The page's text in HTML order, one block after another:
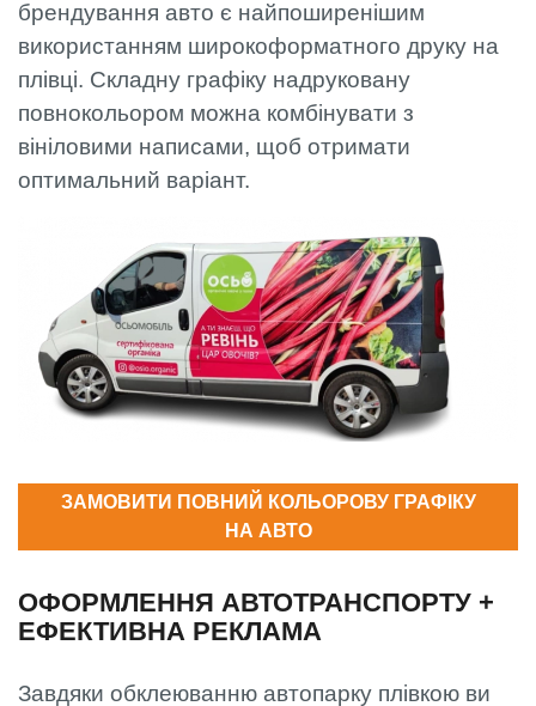
брендування авто є найпоширенішим
використанням широкоформатного друку на
плівці. Складну графіку надруковану
повнокольором можна комбінувати з
вініловими написами, щоб отримати
оптимальний варіант.
ЗАМОВИТИ ПОВНИЙ КОЛЬОРОВУ ГРАФІКУ
НА АВТО
ОФОРМЛЕННЯ АВТОТРАНСПОРТУ +
ЕФЕКТИВНА РЕКЛАМА
Завдяки обклеюванню автопарку плівкою ви